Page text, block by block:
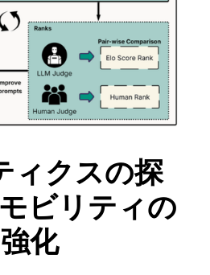
ィクスの探
ビリティの
強化